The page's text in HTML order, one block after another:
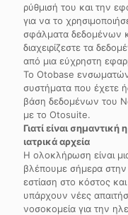
ρύθμισή του και την
για να το
σφάλματα δεδομένων
διαχειρίζεστε τα
από μια εύχρηστη
Το Otobase
συστήματα που έχετε
βάση δεδομένων του
με το Otosuite.
Γιατί είναι
ιατρικά αρχεία
Η ολοκλήρωση είναι
βλέπουμε σήμερα στην
εστίαση στο κόστος
υπάρχουν νέες
νοσοκομεία για την